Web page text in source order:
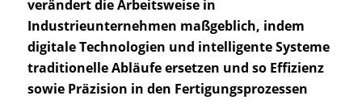
verändert die Arbeitsweise in
Industrieunternehmen maßgeblich, indem
digitale Technologien und intelligente Systeme
traditionelle Abläufe ersetzen und so Effizienz
sowie Präzision in den Fertigungsprozessen